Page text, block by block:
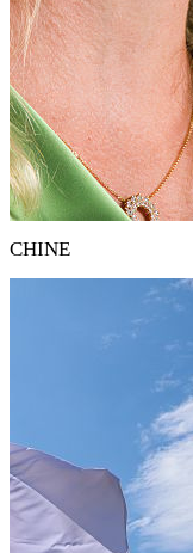
CHINE